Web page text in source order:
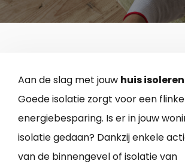
Aan de slag met jouw huis
Goede isolatie zorgt voor een flinke
energiebesparing. Is er in jouw
isolatie gedaan? Dankzij enkele
van de binnengevel of isolatie van